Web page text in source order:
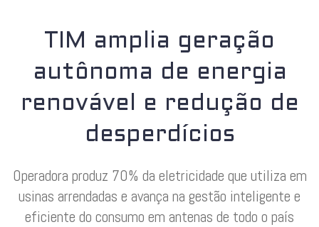
TIM amplia geração
autônoma de energia
renovável e redução de
desperdícios
Operadora produz 70% da eletricidade que utiliza em
usinas arrendadas e avança na gestão inteligente e
eficiente do consumo em antenas de todo o país